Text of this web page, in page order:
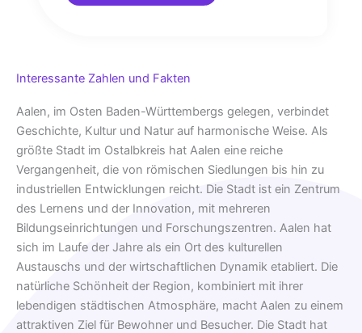
Interessante Zahlen und Fakten
Aalen, im Osten Baden-Württembergs gelegen, verbindet
Geschichte, Kultur und Natur auf harmonische Weise. Als
größte Stadt im Ostalbkreis hat Aalen eine reiche
Vergangenheit, die von römischen Siedlungen bis hin zu
industriellen Entwicklungen reicht. Die Stadt ist ein Zentrum
des Lernens und der Innovation, mit mehreren
Bildungseinrichtungen und Forschungszentren. Aalen hat
sich im Laufe der Jahre als ein Ort des kulturellen
Austauschs und der wirtschaftlichen Dynamik etabliert. Die
natürliche Schönheit der Region, kombiniert mit ihrer
lebendigen städtischen Atmosphäre, macht Aalen zu einem
attraktiven Ziel für Bewohner und Besucher. Die Stadt hat